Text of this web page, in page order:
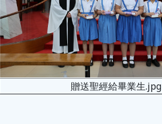
贈送聖經給畢業生.jpg